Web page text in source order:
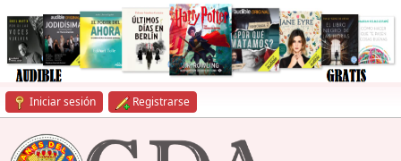
Iniciar sesión Registrarse